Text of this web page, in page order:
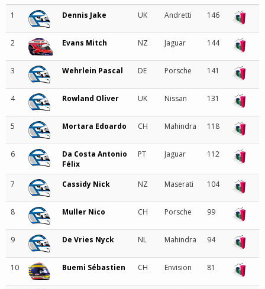
1 Dennis Jake UK Andretti 146
2 Evans Mitch NZ Jaguar 144
3 Wehrlein Pascal DE Porsche 141
4 Rowland Oliver UK Nissan 131
5 Mortara Edoardo CH Mahindra 118
6
Da Costa Antonio
Félix
PT Jaguar 112
7 Cassidy Nick NZ Maserati 104
8 Muller Nico CH Porsche 99
9 De Vries Nyck NL Mahindra 94
10 Buemi Sébastien CH Envision 81